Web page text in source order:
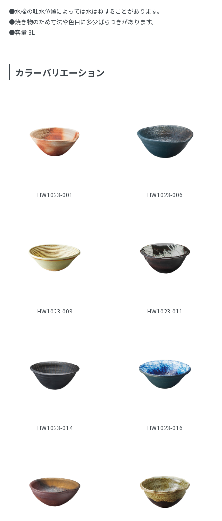
●水栓の吐水位置によっては水はねすることがあります。
●焼き物のため寸法や色目に多少ばらつきがあります。
●容量 3L
カラーバリエーション
HW1023-001 HW1023-006
HW1023-009 HW1023-011
HW1023-014 HW1023-016